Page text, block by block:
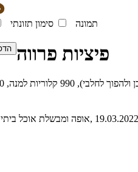
תמונה סימון תזונתי
פיציות פרווה
קלוריות ל-100 גרם
, אופה ומבשלת אוכל ביתי, 19.03.2022